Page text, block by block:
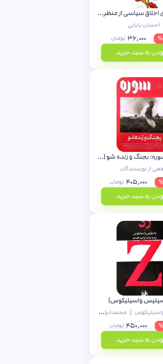
بایسته‌های اخلاق سیاسی از منظر مقام معظم رهبری
احسان بابایی
۳۶,۰۰۰ تومان
به سبد خرید
ماهنامه سوره: بجنگ و زنده شو (تحریریه هفتم - ویژه نامه جنگ)
از نویسندگان
۴۰۵,۰۰۰ تومان
به سبد خرید
واسیلیکوس)
محمدابراهیم اقلیدی
۴۵۰,۰۰۰ تومان
به سبد خرید